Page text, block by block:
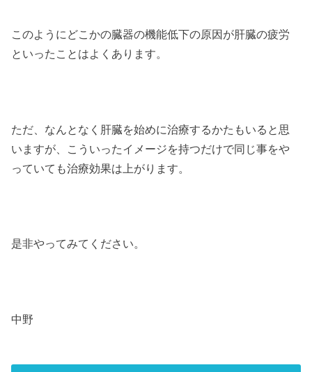
このようにどこかの臓器の機能低下の原因が肝臓の疲労
といったことはよくあります。
ただ、なんとなく肝臓を始めに治療するかたもいると思
いますが、こういったイメージを持つだけで同じ事をや
っていても治療効果は上がります。
是非やってみてください。
中野